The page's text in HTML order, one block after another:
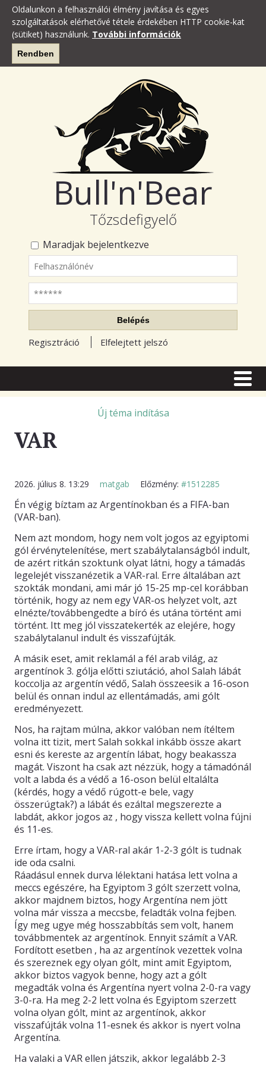
Oldalunkon a felhasználói élmény javítása és egyes
szolgáltatások elérhetővé tétele érdekében HTTP cookie-kat
(sütiket) használunk. További információk
Rendben
Bull'n'Bear
Tőzsdefigyelő
Maradjak bejelentkezve
Felhasználónév
Jelszó
Belépés
Regisztráció Elfelejtett jelszó
TŐZSDE FÓRUM
RSS OLVASÓ
BLOGOK
ELŐFIZETÉS
KAPCSOLAT
Új téma indítása
VAR
2026. július 8. 13:29 matgab Előzmény: #1512285
Én végig bíztam az Argentínokban és a FIFA-ban
(VAR-ban).
Nem azt mondom, hogy nem volt jogos az egyiptomi
gól érvénytelenítése, mert szabálytalanságból indult,
de azért ritkán szoktunk olyat látni, hogy a támadás
legelejét visszanézetik a VAR-ral. Erre általában azt
szokták mondani, ami már jó 15-25 mp-cel korábban
történik, hogy az nem egy VAR-os helyzet volt, azt
elnézte/továbbengedte a bíró és utána történt ami
történt. Itt meg jól visszatekerték az elejére, hogy
szabálytalanul indult és visszafújták.
A másik eset, amit reklamál a fél arab világ, az
argentínok 3. gólja előtti sziutáció, ahol Salah lábát
koccolja az argentín védő, Salah összeesik a 16-oson
belül és onnan indul az ellentámadás, ami gólt
eredményezett.
Nos, ha rajtam múlna, akkor valóban nem ítéltem
volna itt tizit, mert Salah sokkal inkább össze akart
esni és kereste az argentín lábat, hogy beakassza
magát. Viszont ha csak azt nézzük, hogy a támadónál
volt a labda és a védő a 16-oson belül eltalálta
(kérdés, hogy a védő rúgott-e bele, vagy
összerúgtak?) a lábát és ezáltal megszerezte a
labdát, akkor jogos az , hogy vissza kellett volna fújni
és 11-es.
Erre írtam, hogy a VAR-ral akár 1-2-3 gólt is tudnak
ide oda csalni.
Ráadásul ennek durva lélektani hatása lett volna a
meccs egészére, ha Egyiptom 3 gólt szerzett volna,
akkor majdnem biztos, hogy Argentína nem jött
volna már vissza a meccsbe, feladták volna fejben.
Így meg ugye még hosszabbítás sem volt, hanem
továbbmentek az argentínok. Ennyit számít a VAR.
Fordított esetben , ha az argentínok vezettek volna
és szereznek egy olyan gólt, mint amit Egyiptom,
akkor biztos vagyok benne, hogy azt a gólt
megadták volna és Argentína nyert volna 2-0-ra vagy
3-0-ra. Ha meg 2-2 lett volna és Egyiptom szerzett
volna olyan gólt, mint az argentínok, akkor
visszafújták volna 11-esnek és akkor is nyert volna
Argentína.
Ha valaki a VAR ellen játszik, akkor legalább 2-3